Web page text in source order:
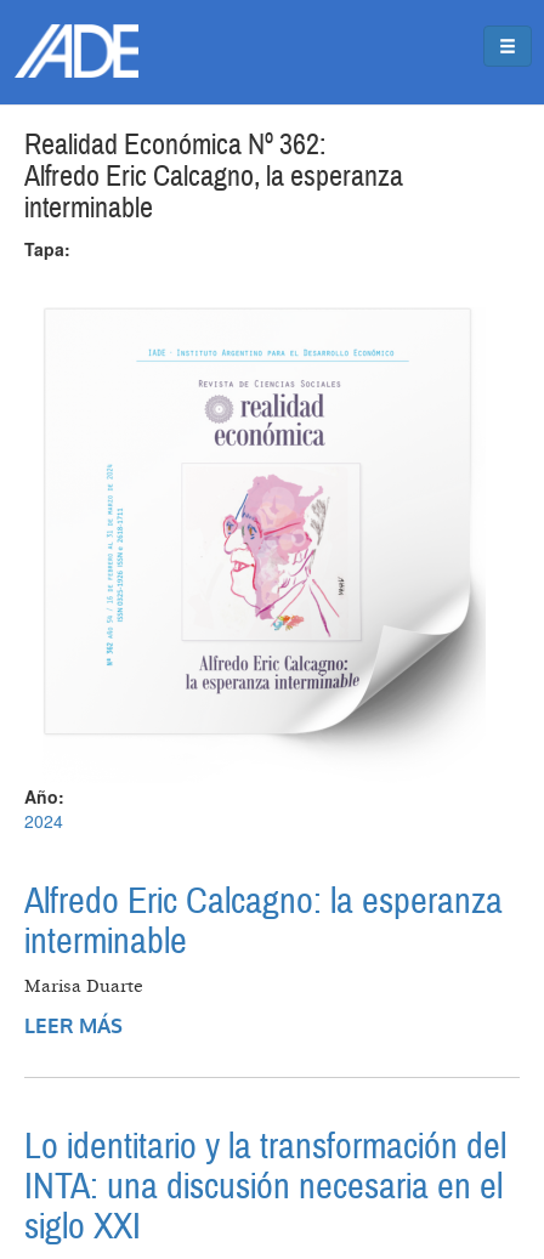
Realidad Económica Nº 362:
Alfredo Eric Calcagno, la esperanza
interminable
Tapa:
Año:
2024
Alfredo Eric Calcagno: la esperanza
interminable
Marisa Duarte
LEER MÁS
Lo identitario y la transformación del
INTA: una discusión necesaria en el
siglo XXI